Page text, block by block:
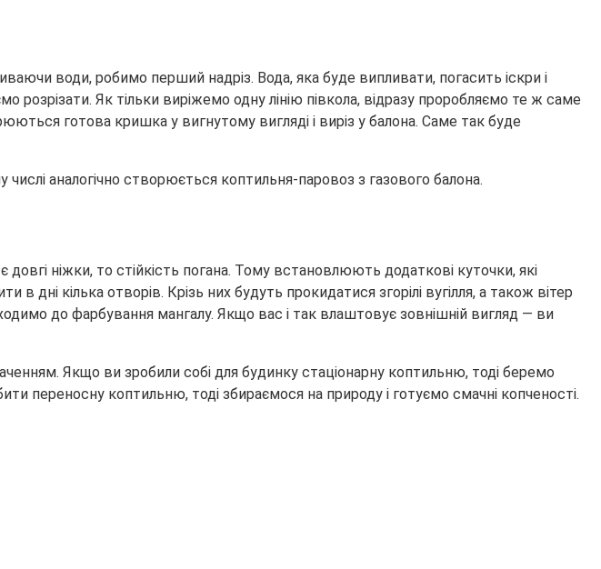
води, робимо перший надріз. Вода, яка буде випливати, погасить іскри і
Як тільки виріжемо одну лінію півкола, відразу проробляємо те ж саме
готова кришка у вигнутому вигляді і виріз у балона. Саме так буде
числі аналогічно створюється коптильня-паровоз з газового балона.
довгі ніжки, то стійкість погана. Тому встановлюють додаткові куточки, які
дні кілька отворів. Крізь них будуть прокидатися згорілі вугілля, а також вітер
до фарбування мангалу. Якщо вас і так влаштовує зовнішній вигляд — ви
Якщо ви зробили собі для будинку стаціонарну коптильню, тоді беремо
переносну коптильню, тоді збираємося на природу і готуємо смачні копченості.